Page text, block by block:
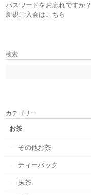
パスワードをお忘れですか？
新規ご入会はこちら
検索
カテゴリー
お茶
その他お茶
ティーバック
抹茶